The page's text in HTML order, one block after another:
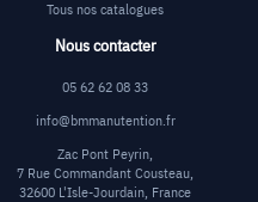
Tous nos catalogues
Nous contacter
05 62 62 08 33
info@bmmanutention.fr
Zac Pont Peyrin,
7 Rue Commandant Cousteau,
32600 L'Isle-Jourdain, France